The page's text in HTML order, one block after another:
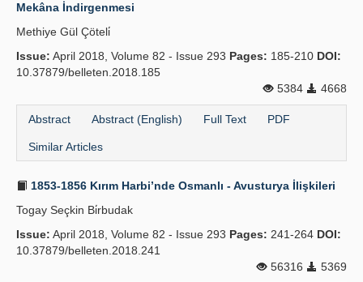
Mekâna İndirgenmesi
Methiye Gül Çöteli̇
Issue: April 2018, Volume 82 - Issue 293 Pages: 185-210 DOI:
10.37879/belleten.2018.185
5384
4668
Abstract Abstract (English) Full Text PDF
Similar Articles
1853-1856 Kırım Harbi’nde Osmanlı - Avusturya İlişkileri
Togay Seçkin Bi̇rbudak
Issue: April 2018, Volume 82 - Issue 293 Pages: 241-264 DOI:
10.37879/belleten.2018.241
56316
5369